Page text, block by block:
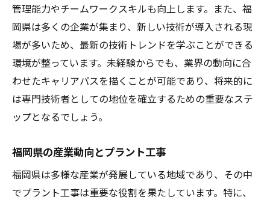
管理能力やチームワークスキルも向上します。また、福
岡県は多くの企業が集まり、新しい技術が導入される現
場が多いため、最新の技術トレンドを学ぶことができる
環境が整っています。未経験からでも、業界の動向に合
わせたキャリアパスを描くことが可能であり、将来的に
は専門技術者としての地位を確立するための重要なステ
ップとなるでしょう。
福岡県の産業動向とプラント工事
福岡県は多様な産業が発展している地域であり、その中
でプラント工事は重要な役割を果たしています。特に、